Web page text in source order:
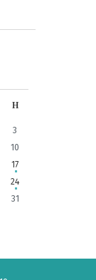
Н
3
10
17
24
31